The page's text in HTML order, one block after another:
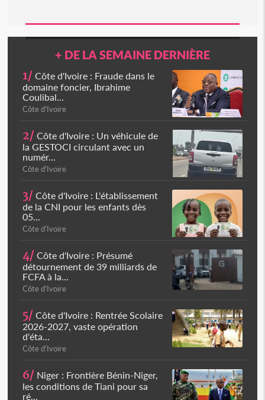
+ DE LA SEMAINE DERNIÈRE
1/ Côte d'Ivoire : Fraude dans le
domaine foncier, Ibrahime
Coulibal...
Côte d'Ivoire
2/ Côte d'Ivoire : Un véhicule de
la GESTOCI circulant avec un
numér...
Côte d'Ivoire
3/ Côte d'Ivoire : L'établissement
de la CNI pour les enfants dès
05...
Côte d'Ivoire
4/ Côte d'Ivoire : Présumé
détournement de 39 milliards de
FCFA à la...
Côte d'Ivoire
5/ Côte d'Ivoire : Rentrée Scolaire
2026-2027, vaste opération
d'éta...
Côte d'Ivoire
6/ Niger : Frontière Bénin-Niger,
les conditions de Tiani pour sa
ré...